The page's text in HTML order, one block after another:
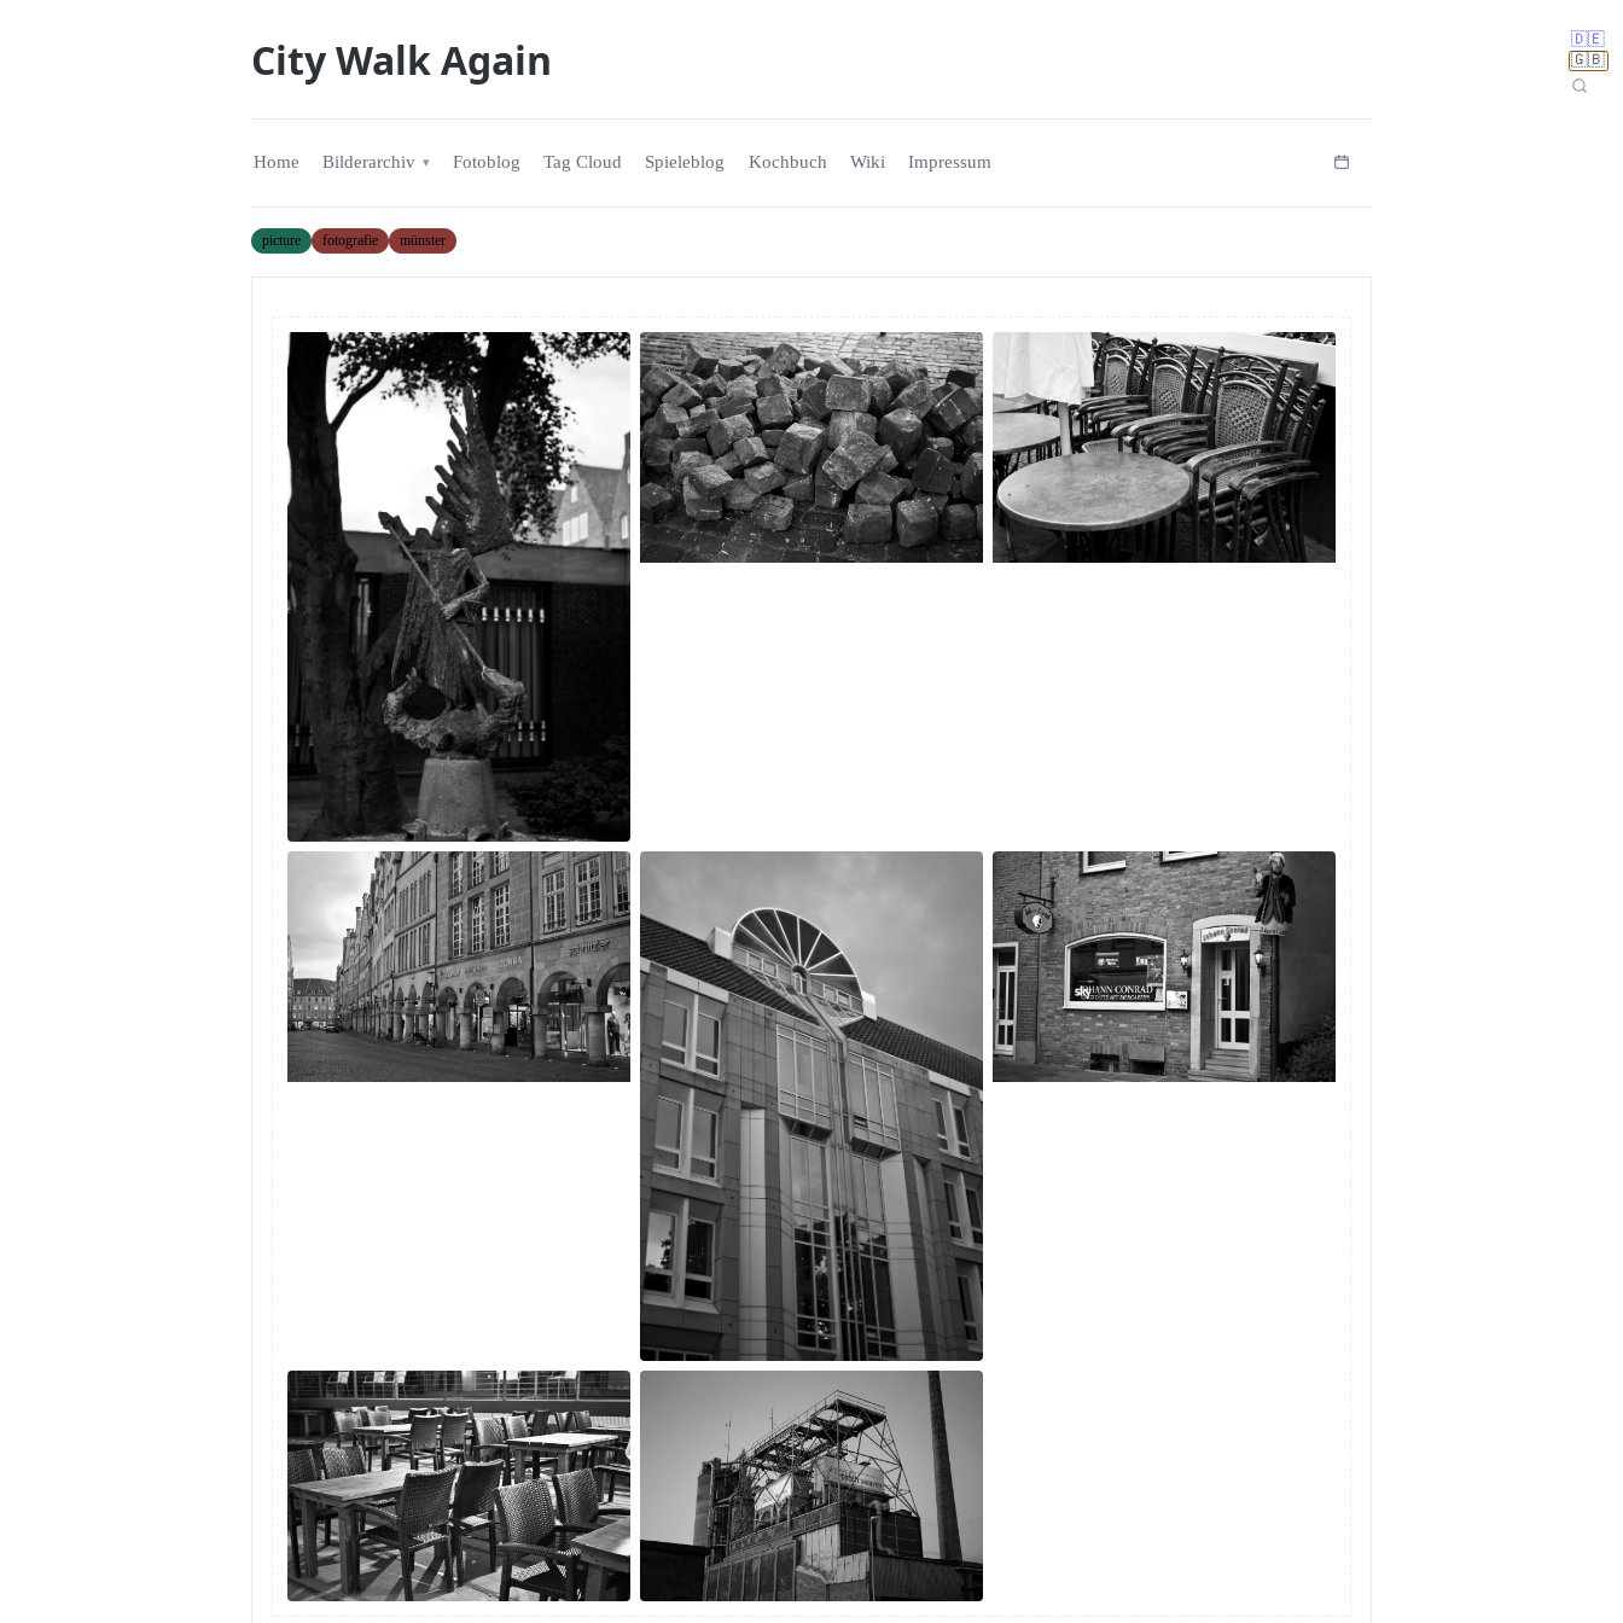
🇩🇪
🇬🇧
City Walk Again
Home Bilderarchiv Fotoblog Tag Cloud Spieleblog Kochbuch Wiki Impressum
picture fotografie münster